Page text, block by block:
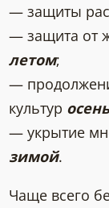
— защиты
— защита от
летом;
—
культур
— укрытие
зимой.
Чаще всего